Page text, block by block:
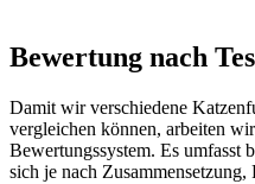
Bewertung nach
Damit wir verschiedene
vergleichen können, arbeiten
Bewertungssystem. Es umfasst
sich je nach